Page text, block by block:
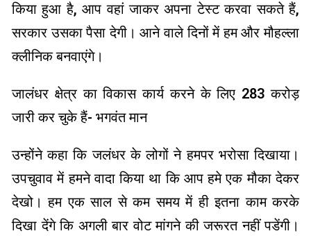
किया हुआ है, आप वहां जाकर अपना टेस्ट करवा सकते हैं,
सरकार उसका पैसा देगी। आने वाले दिनों में हम और मौहल्ला
क्लीनिक बनवाएंगे।
जालंधर क्षेत्र का विकास कार्य करने के लिए 283 करोड़
जारी कर चुके हैं- भगवंत मान
उन्होंने कहा कि जलंधर के लोगों ने हमपर भरोसा दिखाया।
उपचुवाव में हमने वादा किया था कि आप हमे एक मौका देकर
देखो। हम एक साल से कम समय में ही इतना काम करके
दिखा देंगे कि अगली बार वोट मांगने की जरूरत नहीं पडेंगी।